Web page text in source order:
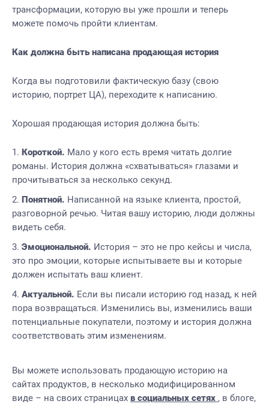
трансформации, которую вы уже прошли и теперь
можете помочь пройти клиентам.
Как должна быть написана продающая история
Когда вы подготовили фактическую базу (свою
историю, портрет ЦА), переходите к написанию.
Хорошая продающая история должна быть:
Короткой. Мало у кого есть время читать долгие
романы. История должна «схватываться» глазами и
прочитываться за несколько секунд.
Понятной. Написанной на языке клиента, простой,
разговорной речью. Читая вашу историю, люди должны
видеть себя.
Эмоциональной. История – это не про кейсы и числа,
это про эмоции, которые испытываете вы и которые
должен испытать ваш клиент.
Актуальной. Если вы писали историю год назад, к ней
пора возвращаться. Изменились вы, изменились ваши
потенциальные покупатели, поэтому и история должна
соответствовать этим изменениям.
Вы можете использовать продающую историю на
сайтах продуктов, в несколько модифицированном
виде – на своих страницах в социальных сетях , в блоге,